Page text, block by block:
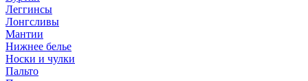
Леггинсы
Лонгсливы
Мантии
Нижнее белье
Носки и чулки
Пальто